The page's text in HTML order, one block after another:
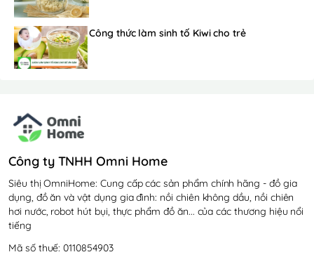
Công thức làm sinh tố Kiwi cho trẻ
Công ty TNHH Omni Home
Siêu thị OmniHome: Cung cấp các sản phẩm chính hãng - đồ gia
dụng, đồ ăn và vật dụng gia đình: nồi chiên không dầu, nồi chiên
hơi nước, robot hút bụi, thực phẩm đồ ăn... của các thương hiệu nổi
tiếng
Mã số thuế: 0110854903